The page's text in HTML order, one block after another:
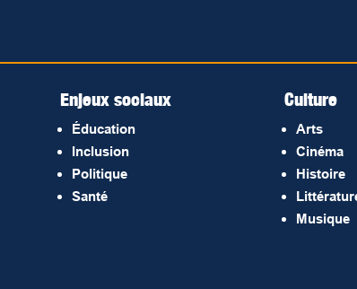
Enjeux sociaux
Éducation
Inclusion
Politique
Santé
Culture
Arts
Cinéma
Histoire
Musique